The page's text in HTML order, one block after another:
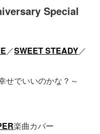
Special
／SWEET STEADY／
せでいいのかな？～
楽曲カバー